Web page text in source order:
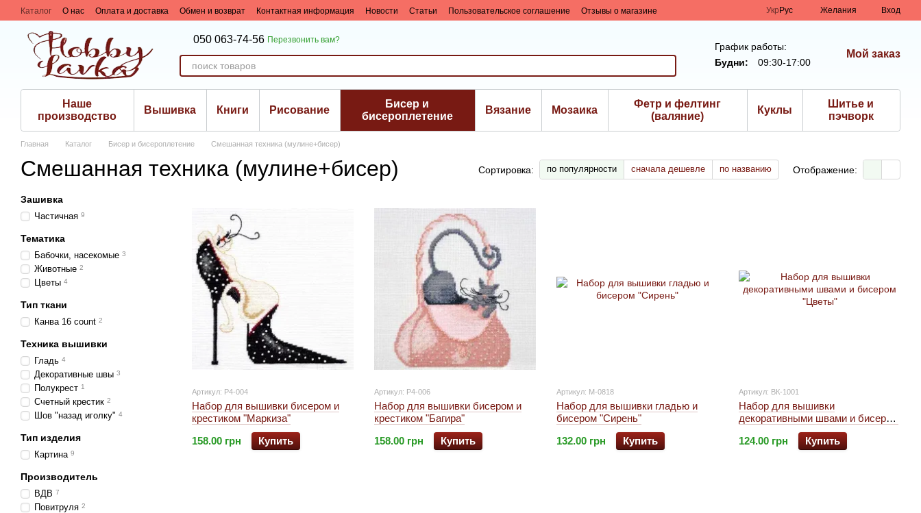
Перейти к основному контенту
Каталог О нас Оплата и доставка Обмен и возврат Контактная информация Новости Статьи Пользовательское соглашение
Отзывы о магазине
Укр Рус Желания Вход
050 063-74-56 Перезвонить вам?
График работы:
Будни:
09:30-17:00
Мой заказ
Наше
производство
Вышивка Книги Рисование
Бисер и
биcероплетение
Вязание Мозаика
Фетр и фелтинг
(валяние)
Куклы
Шитье и
пэчворк
Главная Каталог Бисер и биcероплетение Смешанная техника (мулине+бисер)
Смешанная техника (мулине+бисер) Сортировка: по популярности сначала дешевле по названию Отображение:
Артикул: P4-004
Набор для вышивки бисером и
крестиком "Маркиза"
158.00 грн
Купить
Артикул: P4-006
Набор для вышивки бисером и
крестиком "Багира"
158.00 грн
Купить
Артикул: М-0818
Набор для вышивки гладью и
бисером "Сирень"
132.00 грн
Купить
Артикул: ВК-1001
Набор для вышивки
декоративными швами и бисером
124.00 грн
Купить
Зашивка
Частичная 9
Тематика
Бабочки, насекомые 3
Животные 2
Цветы 4
Тип ткани
Канва 16 count 2
Техника вышивки
Гладь 4
Декоративные швы 3
Полукрест 1
Счетный крестик 2
Шов "назад иголку" 4
Тип изделия
Картина 9
Производитель
ВДВ 7
Повитруля 2